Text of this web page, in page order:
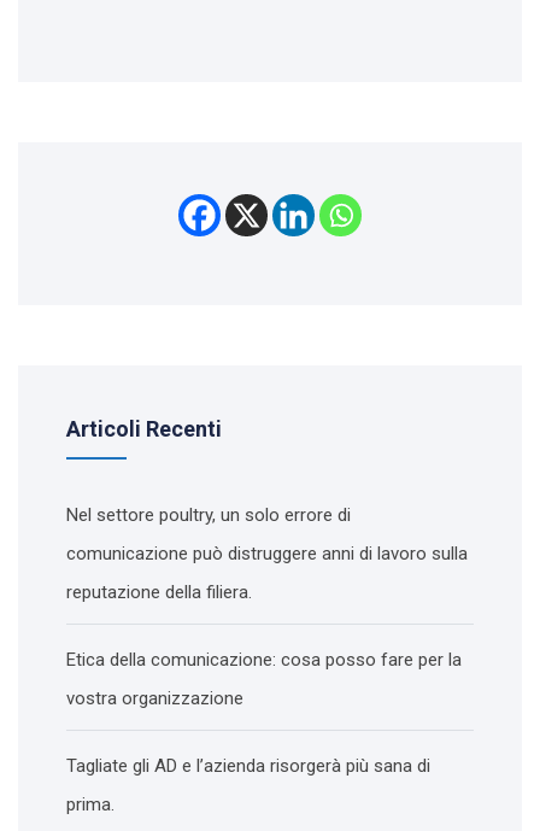
Articoli Recenti
Nel settore poultry, un solo errore di
comunicazione può distruggere anni di lavoro sulla
reputazione della filiera.
Etica della comunicazione: cosa posso fare per la
vostra organizzazione
Tagliate gli AD e l’azienda risorgerà più sana di
prima.